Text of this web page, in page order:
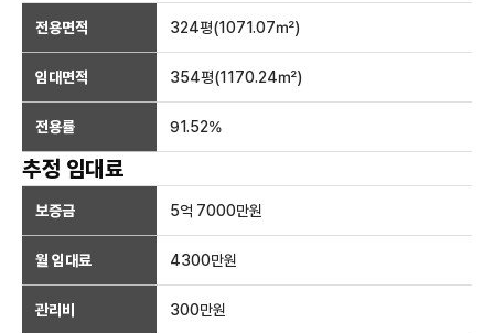
전용면적 324평(1071.07㎡)
임대면적 354평(1170.24㎡)
전용률 91.52%
추정 임대료
보증금 5억 7000만원
월 임대료 4300만원
관리비 300만원